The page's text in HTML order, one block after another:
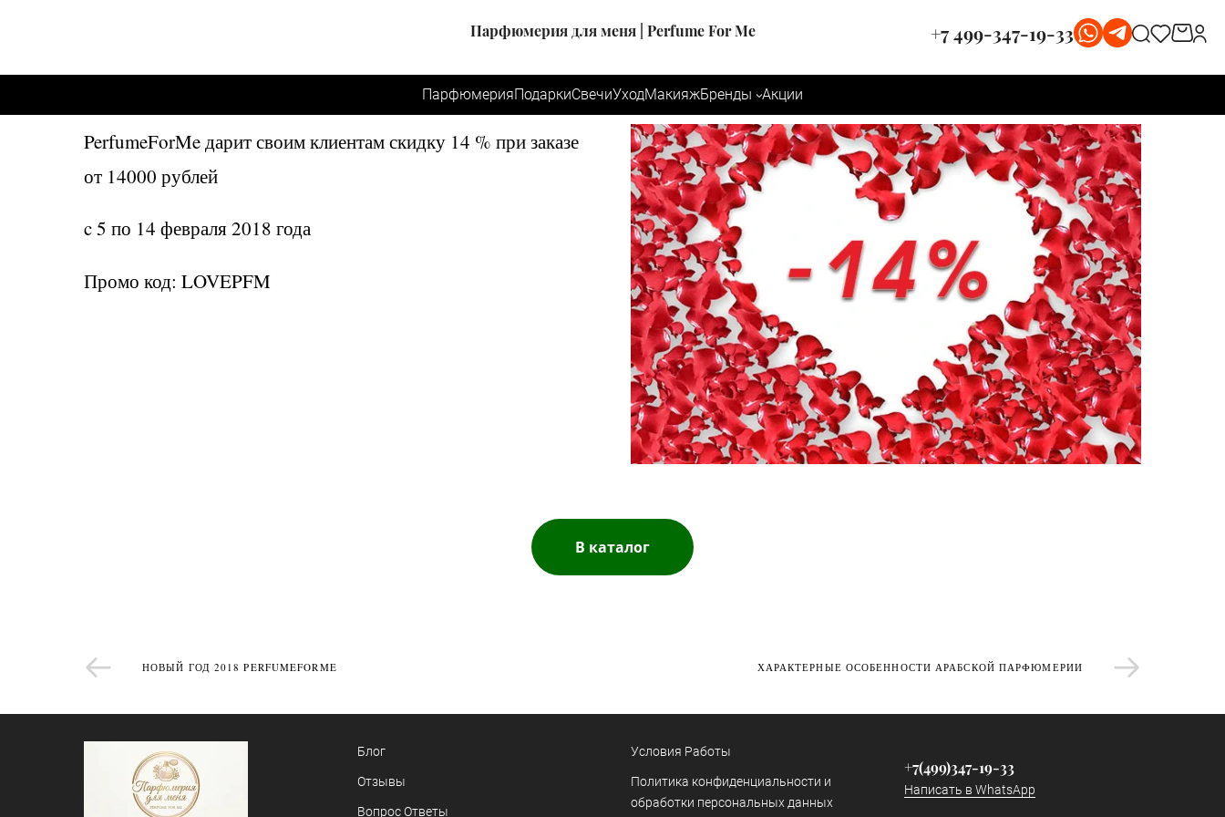
Парфюмерия для меня | Perfume For Me +7 499-347-19-33
ПарфюмерияПодаркиСвечиУходМакияжБренды Акции
PerfumeForMe дарит своим клиентам скидку 14 % при заказе
от 14000 рублей
c 5 по 14 февраля 2018 года
Промо код: LOVEPFM
В каталог
НОВЫЙ ГОД 2018 PERFUMEFORME ХАРАКТЕРНЫЕ ОСОБЕННОСТИ АРАБСКОЙ ПАРФЮМЕРИИ
Блог
Отзывы
Вопрос Ответы
Условия Работы
Политика конфиденциальности и
обработки персональных данных
+7(499)347-19-33
Написать в WhatsApp